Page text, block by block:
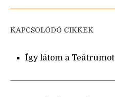
KAPCSOLÓDÓ CIKKEK
Így látom a Teátrumot